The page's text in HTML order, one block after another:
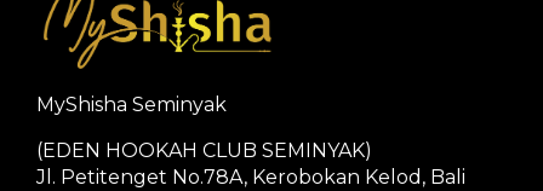
MyShisha Seminyak
(EDEN HOOKAH CLUB SEMINYAK)
Jl. Petitenget No.78A, Kerobokan Kelod, Bali